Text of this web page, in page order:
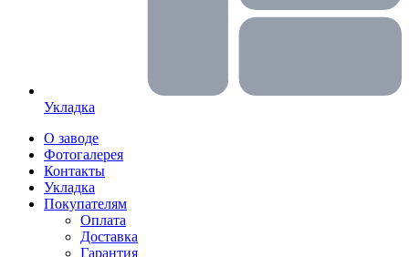
Укладка
О заводе
Фотогалерея
Контакты
Укладка
Покупателям
Оплата
Доставка
Гарантия